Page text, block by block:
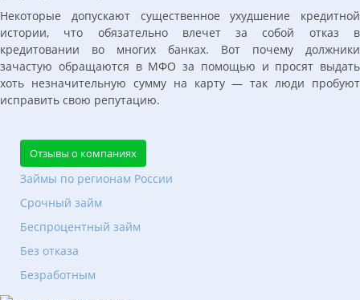
Некоторые допускают существенное ухудшение кредитной
истории, что обязательно влечет за собой отказ в
кредитовании во многих банках. Вот почему должники
зачастую обращаются в МФО за помощью и просят выдать
хоть незначительную сумму на карту — так люди пробуют
исправить свою репутацию.
Отзывы о компаниях
Займы по регионам России
Срочный займ
Беспроцентный займ
Без отказа
Безработным